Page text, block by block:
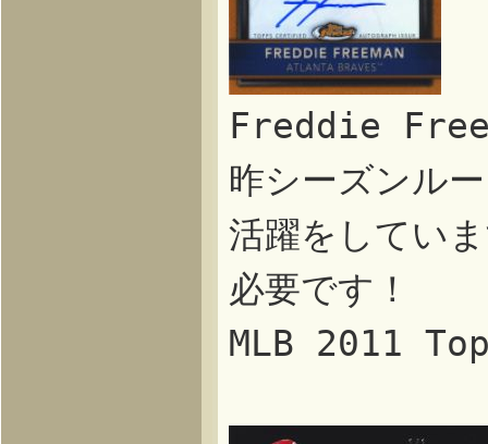
Freddie
昨シーズンル
活躍をしてい
必要です！
MLB 2011